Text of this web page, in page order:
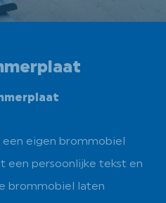
eigen brommobiel
een persoonlijke tekst en
brommobiel laten